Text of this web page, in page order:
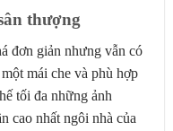
thượng
đơn giản nhưng vẫn có
mái che và phù hợp
tối đa những ảnh
cao nhất ngôi nhà của